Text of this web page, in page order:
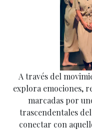
A través del
explora emociones,
marcadas por
trascendentales
conectar con